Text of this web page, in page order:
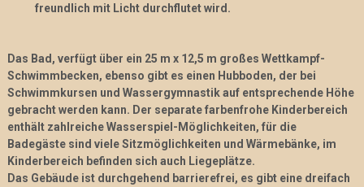
freundlich mit Licht durchflutet wird.
Das Bad, verfügt über ein 25 m x 12,5 m großes Wettkampf-
Schwimmbecken, ebenso gibt es einen Hubboden, der bei
Schwimmkursen und Wassergymnastik auf entsprechende Höhe
gebracht werden kann. Der separate farbenfrohe Kinderbereich
enthält zahlreiche Wasserspiel-Möglichkeiten, für die
Badegäste sind viele Sitzmöglichkeiten und Wärmebänke, im
Kinderbereich befinden sich auch Liegeplätze.
Das Gebäude ist durchgehend barrierefrei, es gibt eine dreifach